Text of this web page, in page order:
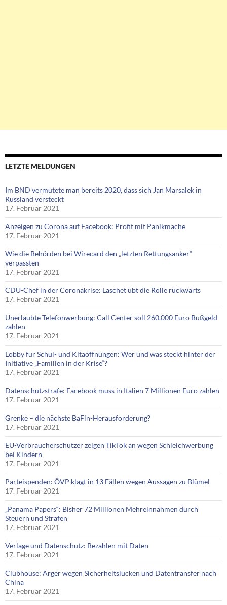
LETZTE MELDUNGEN
Im BND vermutete man bereits 2020, dass sich Jan Marsalek in
Russland versteckt
17. Februar 2021
Anzeigen zu Corona auf Facebook: Profit mit Panikmache
17. Februar 2021
Wie die Behörden bei Wirecard den „letzten Rettungsanker“
verpassten
17. Februar 2021
CDU-Chef in der Coronakrise: Laschet übt die Rolle rückwärts
17. Februar 2021
Unerlaubte Telefonwerbung: Call Center soll 260.000 Euro Bußgeld
zahlen
17. Februar 2021
Lobby für Schul- und Kitaöffnungen: Wer und was steckt hinter der
Initiative „Familien in der Krise“?
17. Februar 2021
Datenschutzstrafe: Facebook muss in Italien 7 Millionen Euro zahlen
17. Februar 2021
Grenke – die nächste BaFin-Herausforderung?
17. Februar 2021
EU-Verbraucherschützer zeigen TikTok an wegen Schleichwerbung
bei Kindern
17. Februar 2021
Parteispenden: ÖVP klagt in 13 Fällen wegen Aussagen zu Blümel
17. Februar 2021
„Panama Papers“: Bisher 72 Millionen Mehreinnahmen durch
Steuern und Strafen
17. Februar 2021
Verlage und Datenschutz: Bezahlen mit Daten
17. Februar 2021
Clubhouse: Ärger wegen Sicherheitslücken und Datentransfer nach
China
17. Februar 2021